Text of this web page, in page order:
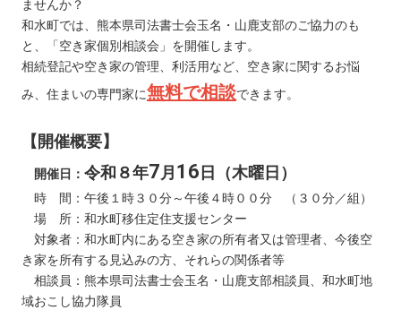
ませんか？
和水町では、熊本県司法書士会玉名・山鹿支部のご協力のも
と、「空き家個別相談会」を開催します。
相続登記や空き家の管理、利活用など、空き家に関するお悩
み、住まいの専門家に無料で相談できます。
【開催概要】
開催日： 令和８年7月 16 日（木曜日）
時 間：午後１時３０分～午後４時００分 （３０分／組）
場 所：和水町移住定住支援センター
対象者：和水町内にある空き家の所有者又は管理者、今後空
き家を所有する見込みの方、それらの関係者等
相談員：熊本県司法書士会玉名・山鹿支部相談員、和水町地
域おこし協力隊員